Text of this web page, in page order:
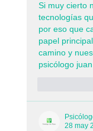
Si muy cierto
tecnologías
por eso que
papel
camino y
psicólogo
28 may